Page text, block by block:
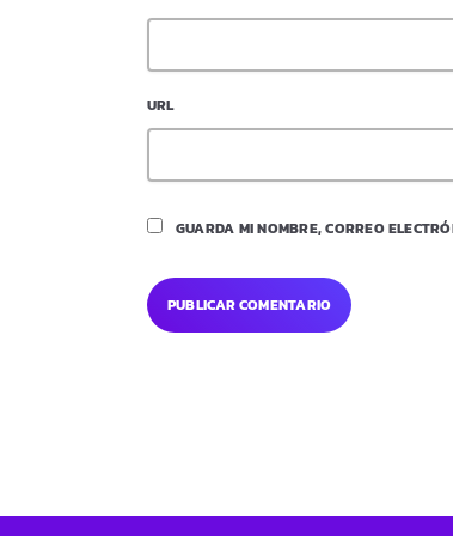
URL
GUARDA MI NOMBRE, CORREO